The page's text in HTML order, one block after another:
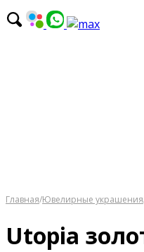
Главная/Ювелирные украшения
Utopia